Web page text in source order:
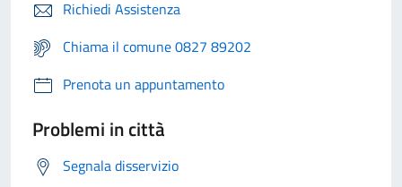
Richiedi Assistenza
Chiama il comune 0827 89202
Prenota un appuntamento
Problemi in città
Segnala disservizio